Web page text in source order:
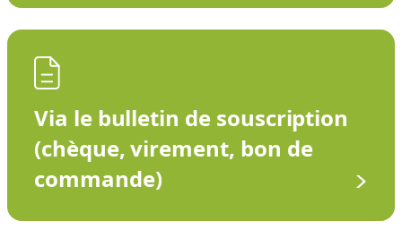
Via le bulletin de souscription
(chèque, virement, bon de
commande)